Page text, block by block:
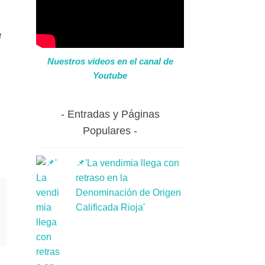
Nuestros videos en el canal de
Youtube
Entradas y Páginas
Populares
📌'La vendimia llega con
retraso en la
Denominación de Origen
Calificada Rioja'